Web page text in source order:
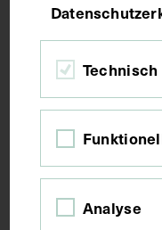
Bildmaß 10,1 x 6,2
Bildmaß inkl.
Kurzbeschreibung
Fotografie: Carl
Analyse